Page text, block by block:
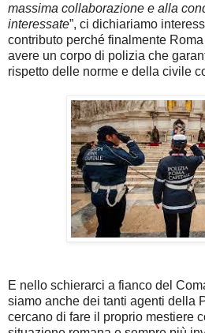
massima collaborazione e alla
interessate”, ci dichiariamo
contributo perché finalmente
avere un corpo di polizia che
rispetto delle norme e della civile
E nello schierarci a fianco del
siamo anche dei tanti agenti della
cercano di fare il proprio mestiere